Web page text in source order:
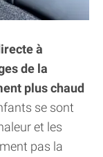
à
de la
plus chaud
se sont
et les
pas la